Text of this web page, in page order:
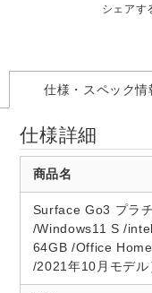
シェアす
仕様・スペック情
仕様詳細
商品名
Surface Go3 プラ
/Windows11 S /
64GB /Office
/2021年10月モデル